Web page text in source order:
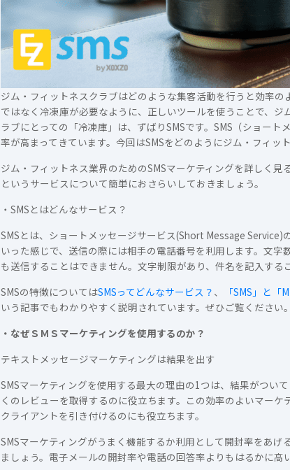
ジム・フィットネスクラブはどのような集客活動を行うと効率
ではなく冷凍庫が必要なように、正しいツールを使うことで、
ラブにとっての「冷凍庫」は、ずばりSMSです。SMS（ショー
率が高まってきています。今回はSMSをどのようにジム・フィッ
ジム・フィットネス業界のためのSMSマーケティングを詳しく
というサービスについて簡単におさらいしておきましょう。
・SMSとはどんなサービス？
SMSとは、ショートメッセージサービス(Short Message
いった感じで、送信の際には相手の電話番号を利用します。文
も送信することはできません。文字制限があり、件名を記入する
SMSの特徴についてはSMSってどんなサービス？ 、 「SMS」と「
いう記事でもわかりやすく説明されています。ぜひご覧ください。
・ なぜＳＭＳマーケティングを使用するのか？
テキストメッセージマーケティングは結果を出す
SMSマーケティングを使用する最大の理由の1つは、結果がつい
くのレビューを取得するのに役立ちます。この効率のよいマー
クライアントを引き付けるのにも役立ちます。
SMSマーケティングがうまく機能するか利用として開封率をあ
ましょう。電子メールの開封率や電話の回答率よりもはるかに高